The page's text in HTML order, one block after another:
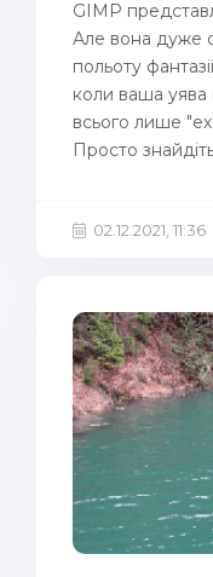
GIMP
Але вона дуже
польоту
коли ваша уява
всього лише
Просто
02.12.2021, 11:36